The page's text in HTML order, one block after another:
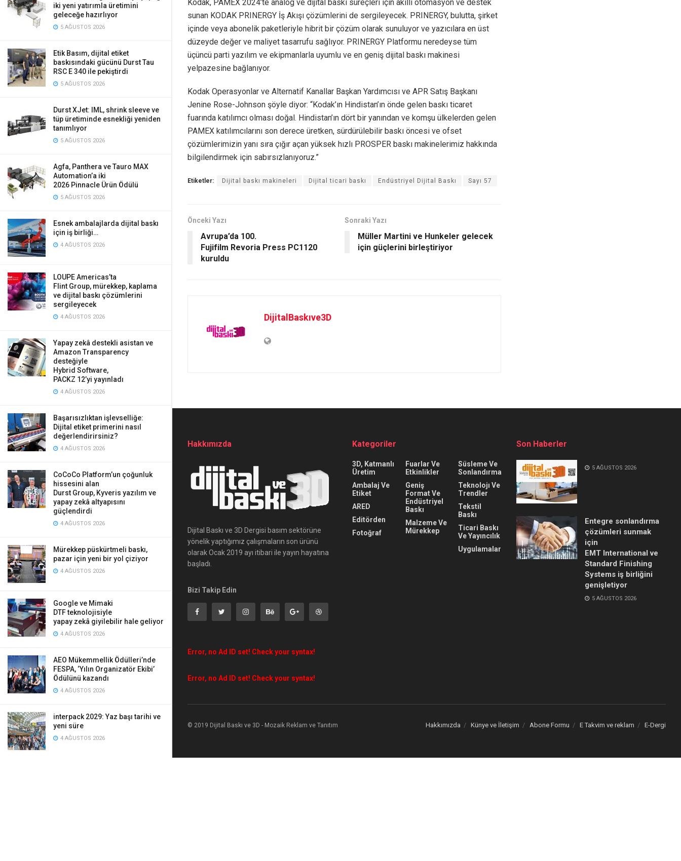
iki yeni yatırımla üretimini
geleceğe hazırlıyor
5 AĞUSTOS 2026
Etik Basım, dijital etiket
baskısındaki gücünü Durst Tau
RSC E 340 ile pekiştirdi
5 AĞUSTOS 2026
Durst XJet: IML, shrink sleeve ve
tüp üretiminde esnekliği yeniden
tanımlıyor
5 AĞUSTOS 2026
Agfa, Panthera ve Tauro MAX
Automation’a iki
2026 Pinnacle Ürün Ödülü
5 AĞUSTOS 2026
Esnek ambalajlarda dijital baskı
için iş birliği…
4 AĞUSTOS 2026
LOUPE Americas’ta
Flint Group, mürekkep, kaplama
ve dijital baskı çözümlerini
sergileyecek
4 AĞUSTOS 2026
Yapay zekâ destekli asistan ve
Amazon Transparency
desteğiyle
Hybrid Software,
PACKZ 12’yi yayınladı
4 AĞUSTOS 2026
Başarısızlıktan işlevselliğe:
Dijital etiket primerini nasıl
değerlendirirsiniz?
4 AĞUSTOS 2026
CoCoCo Platform’un çoğunluk
hissesini alan
Durst Group, Kyveris yazılım ve
yapay zekâ altyapısını
güçlendirdi
4 AĞUSTOS 2026
Mürekkep püskürtmeli baskı,
pazar için yeni bir yol çiziyor
4 AĞUSTOS 2026
Google ve Mimaki
DTF teknolojisiyle
yapay zekâ giyilebilir hale geliyor
4 AĞUSTOS 2026
AEO Mükemmellik Ödülleri’nde
FESPA, ‘Yılın Organizatör Ekibi’
Ödülünü kazandı
4 AĞUSTOS 2026
interpack 2029: Yaz başı tarihi ve
yeni süre
4 AĞUSTOS 2026
Kodak, PAMEX 2024’te analog ve dijital baskı süreçleri için akıllı otomasyon ve destek
sunan KODAK PRINERGY İş Akışı çözümlerini de sergileyecek. PRINERGY, bulutta, şirket
içinde veya abonelik paketleriyle hibrit bir çözüm olarak sunuluyor ve yazıcılara en üst
düzeyde değer ve maliyet tasarrufu sağlıyor. PRINERGY Platformu neredeyse tüm
üçüncü parti yazılım ve ekipmanlarla uyumlu ve en geniş dijital baskı makinesi
yelpazesine bağlanıyor.
Kodak Operasyonlar ve Alternatif Kanallar Başkan Yardımcısı ve APR Satış Başkanı
Jenine Rose-Johnson şöyle diyor: “Kodak’ın Hindistan’ın önde gelen baskı ticaret
fuarında katılımcı olması doğal. Hindistan’ın dört bir yanından ve komşu ülkelerden gelen
PAMEX katılımcılarını son derece üretken, sürdürülebilir baskı öncesi ve ofset
çözümlerimizin yanı sıra çığır açan yüksek hızlı PROSPER baskı makinelerimiz hakkında
bilgilendirmek için sabırsızlanıyoruz.”
Etiketler: Dijital baskı makineleri Dijital ticari baskı Endüstriyel Dijital Baskı Sayı 57
Önceki Yazı
Avrupa’da 100.
Fujifilm Revoria Press PC1120
kuruldu
Sonraki Yazı
Müller Martini ve Hunkeler gelecek
için güçlerini birleştiriyor
DijitalBaskıve3D
Hakkımızda
Dijital Baskı ve 3D Dergisi basım sektörüne
yönelik yaptığımız çalışmaların son ürünü
olarak Ocak 2019 ayı itibari ile yayın hayatına
başladı.
Bizi Takip Edin
Error, no Ad ID set! Check your syntax!
Error, no Ad ID set! Check your syntax!
Kategoriler
3D, Katmanlı
Üretim
Ambalaj Ve
Etiket
ARED
Editörden
Fotoğraf
Fuarlar Ve
Etkinlikler
Geniş
Format Ve
Endüstriyel
Baskı
Malzeme Ve
Mürekkep
Süsleme Ve
Sonlandırma
Teknolojı Ve
Trendler
Tekstil
Baskı
Ticari Baskı
Ve Yayıncılık
Uygulamalar
Son Haberler
5 AĞUSTOS 2026
Entegre sonlandırma
çözümleri sunmak
için
EMT International ve
Standard Finishing
Systems iş birliğini
genişletiyor
5 AĞUSTOS 2026
Hakkımızda Künye ve İletişim Abone Formu E Takvim ve reklam E-Dergi
© 2019 Dijital Baskı ve 3D - Mozaik Reklam ve Tanıtım